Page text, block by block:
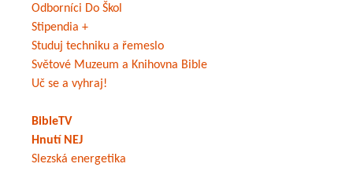
Odborníci Do Škol
Stipendia +
Studuj techniku a řemeslo
Světové Muzeum a Knihovna Bible
Uč se a vyhraj!
BibleTV
Hnutí NEJ
Slezská energetika